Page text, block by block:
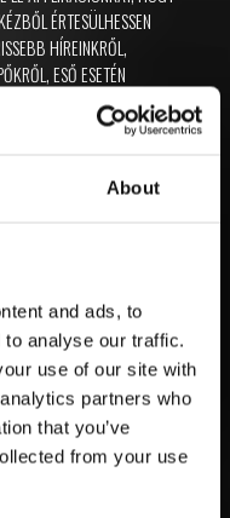
About
and ads, to
analyse our traffic.
use of our site with
partners who
that you’ve
from your use
ÉRTESÜLHESSEN
HÍREINKRŐL,
ESŐ ESETÉN
ANDROID ÉS IOS RENDSZEREKRE AZ
IOS